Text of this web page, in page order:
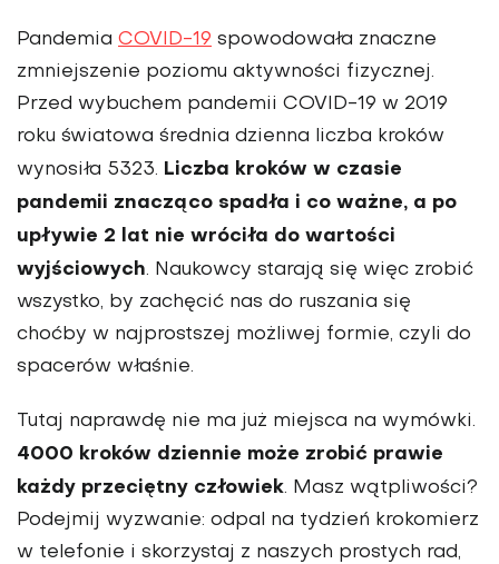
Pandemia COVID-19 spowodowała znaczne
zmniejszenie poziomu aktywności fizycznej.
Przed wybuchem pandemii COVID-19 w 2019
roku światowa średnia dzienna liczba kroków
wynosiła 5323. Liczba kroków w czasie
pandemii znacząco spadła i co ważne, a po
upływie 2 lat nie wróciła do wartości
wyjściowych. Naukowcy starają się więc zrobić
wszystko, by zachęcić nas do ruszania się
choćby w najprostszej możliwej formie, czyli do
spacerów właśnie.
Tutaj naprawdę nie ma już miejsca na wymówki.
4000 kroków dziennie może zrobić prawie
każdy przeciętny człowiek. Masz wątpliwości?
Podejmij wyzwanie: odpal na tydzień krokomierz
w telefonie i skorzystaj z naszych prostych rad,